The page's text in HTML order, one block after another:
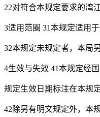
22对符合本规定要求的湾
3适用范圈 31本规定适用
32本规定未规定者，本局
4生效与失效 41本规定经
规定生效日期标注在本规
42除另有明文规定外，本